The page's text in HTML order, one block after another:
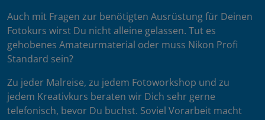
Auch mit Fragen zur benötigten Ausrüstung für Deinen
Fotokurs wirst Du nicht alleine gelassen. Tut es
gehobenes Amateurmaterial oder muss Nikon Profi
Standard sein?
Zu jeder Malreise, zu jedem Fotoworkshop und zu
jedem Kreativkurs beraten wir Dich sehr gerne
telefonisch, bevor Du buchst. Soviel Vorarbeit macht